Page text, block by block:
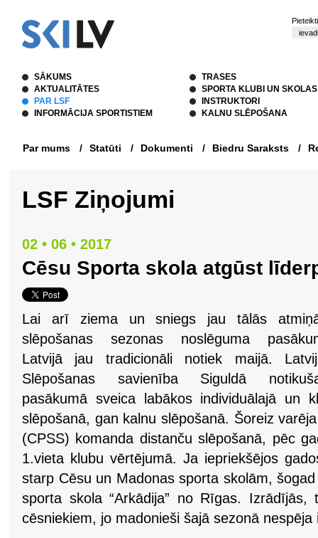
SĀKUMS
AKTUALITĀTES
PAR LSF
INFORMĀCIJA SPORTISTIEM
TRASES
SPORTA KLUBI UN SKOLAS
INSTRUKTORI
KALNU SLĒPOŠANA
Par mums / Statūti / Dokumenti / Biedru Saraksts /
LSF Ziņojumi
02 • 06 • 2017
Cēsu Sporta skola atgūst
Lai arī ziema un sniegs jau tālās
slēpošanas sezonas noslēguma
Latvijā jau tradicionāli notiek maijā.
Slēpošanas savienība Siguldā
pasākumā sveica labākos individuālajā un
slēpošanā, gan kalnu slēpošanā. Šoreiz
(CPSS) komanda distanču slēpošanā, pēc
1.vieta klubu vērtējumā. Ja iepriekšējos
starp Cēsu un Madonas sporta skolām,
sporta skola “Arkādija” no Rīgas.
cēsniekiem, jo madonieši šajā sezonā